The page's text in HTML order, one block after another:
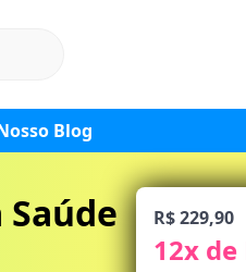
Blog
R$ 229,90
12x de